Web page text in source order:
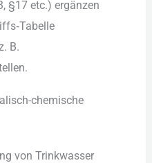
§17 etc.) ergänzen
B.
chemische
v‬on Trinkwasser